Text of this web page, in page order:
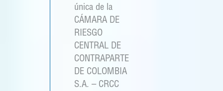
única de la
CÁMARA DE
RIESGO
CENTRAL DE
CONTRAPARTE
DE COLOMBIA
S.A. – CRCC